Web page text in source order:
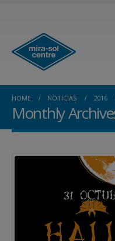
HOME NOTICIAS 2016
Monthly